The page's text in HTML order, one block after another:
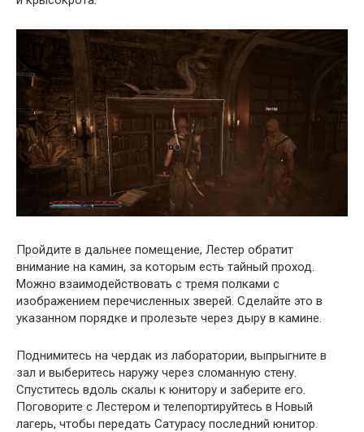
Пройдите в дальнее помещение, Лестер обратит
внимание на камин, за которым есть тайный проход.
Можно взаимодействовать с тремя полками с
изображением перечисленных зверей. Сделайте это в
указанном порядке и пролезьте через дыру в камине.
Поднимитесь на чердак из лаборатории, выпрыгните в
зал и выберитесь наружу через сломанную стену.
Спуститесь вдоль скалы к юнитору и заберите его.
Поговорите с Лестером и телепортируйтесь в Новый
лагерь, чтобы передать Сатурасу последний юнитор.